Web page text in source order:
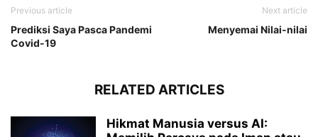
Previous article
Prediksi Saya Pasca Pandemi
Covid-19
Next article
Menyemai Nilai-nilai
RELATED ARTICLES
Hikmat Manusia versus AI: